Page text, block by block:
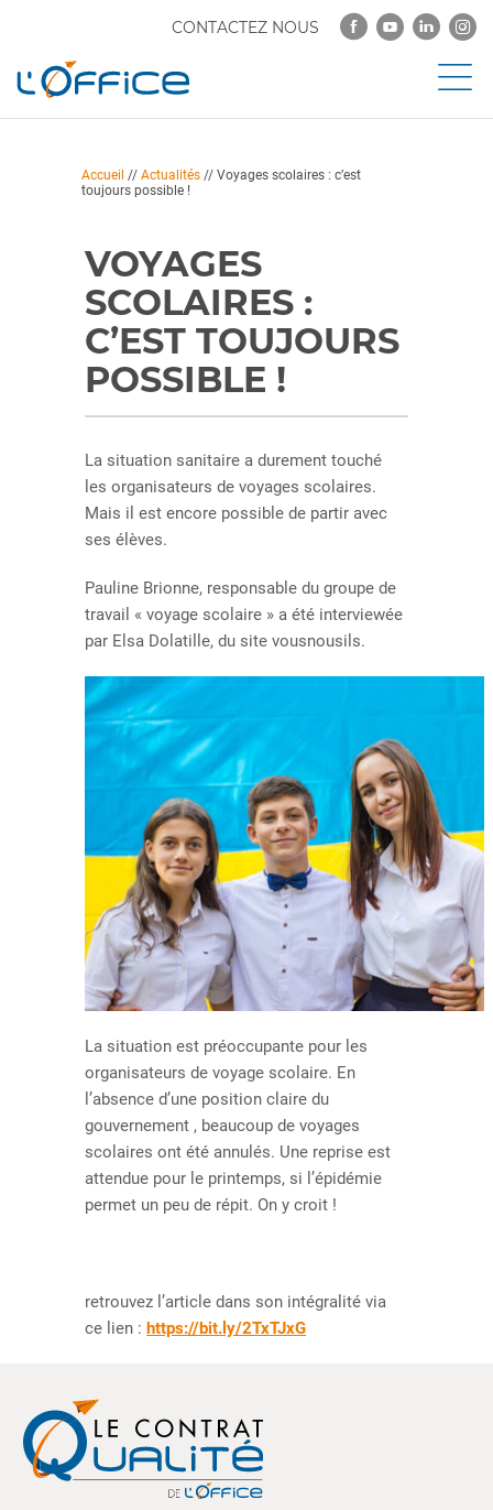
CONTACTEZ NOUS
Accueil // Actualités // Voyages scolaires : c’est
toujours possible !
VOYAGES
SCOLAIRES :
C’EST TOUJOURS
POSSIBLE !
La situation sanitaire a durement touché
les organisateurs de voyages scolaires.
Mais il est encore possible de partir avec
ses élèves.
Pauline Brionne, responsable du groupe de
travail « voyage scolaire » a été interviewée
par Elsa Dolatille, du site vousnousils.
La situation est préoccupante pour les
organisateurs de voyage scolaire. En
l’absence d’une position claire du
gouvernement , beaucoup de voyages
scolaires ont été annulés. Une reprise est
attendue pour le printemps, si l’épidémie
permet un peu de répit. On y croit !
retrouvez l’article dans son intégralité via
ce lien :https://bit.ly/2TxTJxG